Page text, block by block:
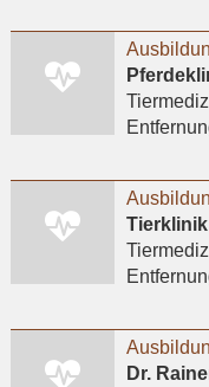
Tierklinik
Dr.